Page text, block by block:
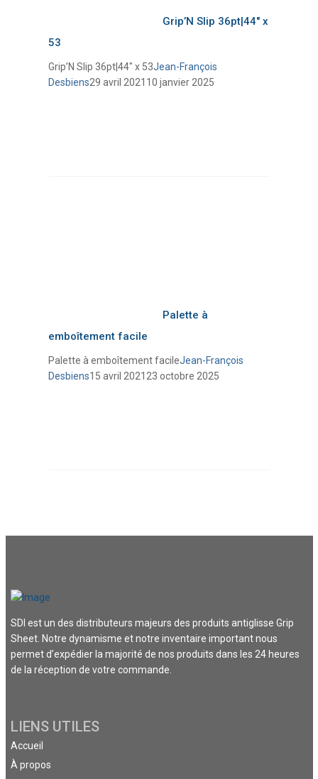
Grip’N Slip 36pt|44″ x
53
Grip’N Slip 36pt|44″ x 53Jean-François
Desbiens29 avril 2021 10 janvier 2025
Palette à
emboîtement facile
Palette à emboîtement facileJean-François
Desbiens15 avril 2021 23 octobre 2025
SDI est un des distributeurs majeurs des produits antiglisse Grip
Sheet. Notre dynamisme et notre inventaire important nous
permet d’expédier la majorité de nos produits dans les 24 heures
de la réception de votre commande.
LIENS UTILES
Accueil
À propos